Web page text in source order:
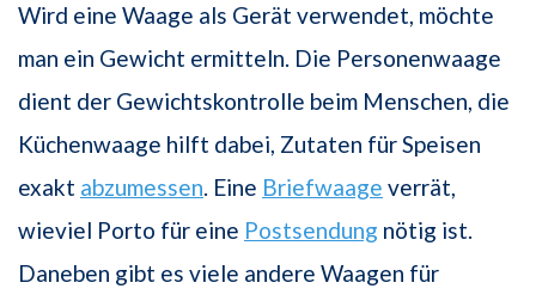
Wird eine Waage als Gerät verwendet, möchte
man ein Gewicht ermitteln. Die Personenwaage
dient der Gewichtskontrolle beim Menschen, die
Küchenwaage hilft dabei, Zutaten für Speisen
exakt abzumessen. Eine Briefwaage verrät,
wieviel Porto für eine Postsendung nötig ist.
Daneben gibt es viele andere Waagen für